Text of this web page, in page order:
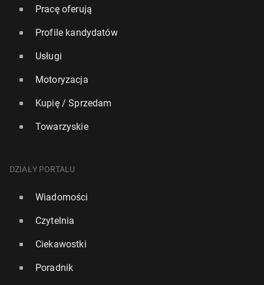
Pracę oferują
Profile kandydatów
Usługi
Motoryzacja
Kupię / Sprzedam
Towarzyskie
DZIAŁY PORTALU
Wiadomości
Czytelnia
Ciekawostki
Poradnik